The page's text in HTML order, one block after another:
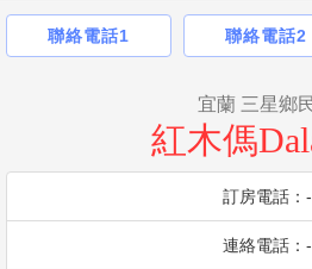
聯絡電話1 聯絡電話2
宜蘭 三星鄉
紅木傌
訂房電話：-
連絡電話：-